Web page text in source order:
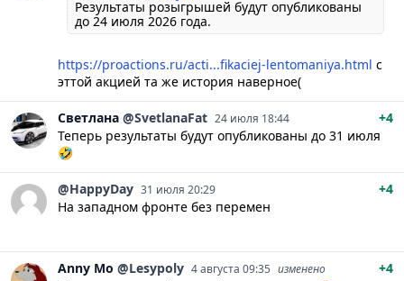
Результаты розыгрышей будут опубликованы
до 24 июля 2026 года.
https://proactions.ru/acti...fikaciej-lentomaniya.html с
эттой акцией та же история наверное(
Светлана @SvetlanaFat 24 июля 18:44
+4
Теперь результаты будут опубликованы до 31 июля
🤣
@HappyDay 31 июля 20:29
+4
На западном фронте без перемен
Anny Mo @Lesypoly 4 августа 09:35 изменено
+4